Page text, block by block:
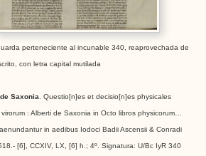
perteneciente al incunable 340, reaprovechada de
con letra capital mutilada
Saxonia . Questio[n]es et decisio[n]es physicales
: Alberti de Saxonia in Octo libros physicorum…
in aedibus Iodoci Badii Ascensii & Conradi
[6], CCXIV, LX, [6] h.; 4º. Signatura: U/Bc IyR 340